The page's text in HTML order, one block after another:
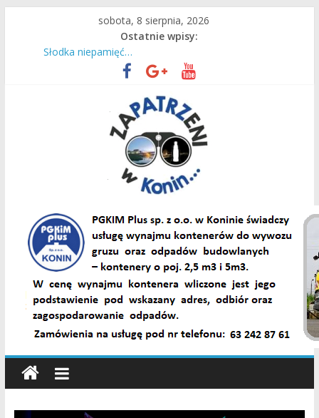
sobota, 8 sierpnia, 2026
Ostatnie wpisy:
Czas intensywnej pracy dla naszych ciepłowników!
Słodka niepamięć…
Są wakacje, mamy Przystań Gosławice!
Do Lichenia z konińskim PKS!
36. raz wyruszyli na Jasną Górę
Zapatrzeni
w
Konin
wiadomości,
informacje,
sport,
Konin,
Koło,
Słupca,